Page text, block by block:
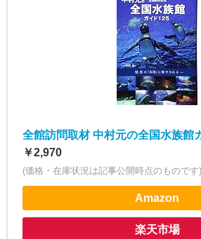
全館訪問取材 中村元の全国水族館
￥2,970
(価格・在庫状況は記事公開時点のものです)
Amazon
楽天市場